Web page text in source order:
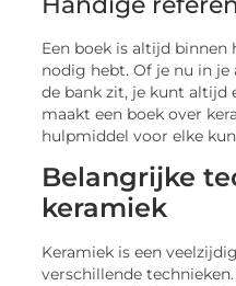
Een boek is altijd binnen
nodig hebt. Of je nu in
de bank zit, je kunt altijd
maakt een boek over
hulpmiddel voor elke
Belangrijke
keramiek
Keramiek is een
verschillende